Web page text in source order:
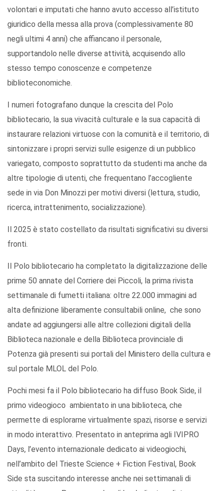
volontari e imputati che hanno avuto accesso all’istituto
giuridico della messa alla prova (complessivamente 80
negli ultimi 4 anni) che affiancano il personale,
supportandolo nelle diverse attività, acquisendo allo
stesso tempo conoscenze e competenze
biblioteconomiche.
I numeri fotografano dunque la crescita del Polo
bibliotecario, la sua vivacità culturale e la sua capacità di
instaurare relazioni virtuose con la comunità e il territorio, di
sintonizzare i propri servizi sulle esigenze di un pubblico
variegato, composto soprattutto da studenti ma anche da
altre tipologie di utenti, che frequentano l’accogliente
sede in via Don Minozzi per motivi diversi (lettura, studio,
ricerca, intrattenimento, socializzazione).
Il 2025 è stato costellato da risultati significativi su diversi
fronti.
Il Polo bibliotecario ha completato la digitalizzazione delle
prime 50 annate del Corriere dei Piccoli, la prima rivista
settimanale di fumetti italiana: oltre 22.000 immagini ad
alta definizione liberamente consultabili online, che sono
andate ad aggiungersi alle altre collezioni digitali della
Biblioteca nazionale e della Biblioteca provinciale di
Potenza già presenti sui portali del Ministero della cultura e
sul portale MLOL del Polo.
Pochi mesi fa il Polo bibliotecario ha diffuso Book Side, il
primo videogioco ambientato in una biblioteca, che
permette di esplorarne virtualmente spazi, risorse e servizi
in modo interattivo. Presentato in anteprima agli IVIPRO
Days, l’evento internazionale dedicato ai videogiochi,
nell’ambito del Trieste Science + Fiction Festival, Book
Side sta suscitando interesse anche nei settimanali di